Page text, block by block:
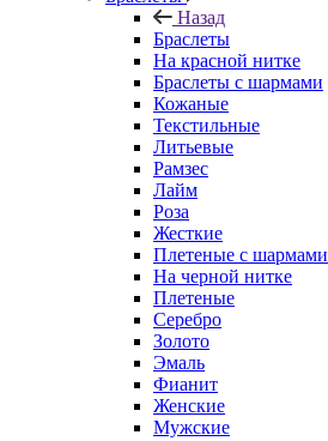
Назад
Браслеты
На красной нитке
Браслеты с шармами
Кожаные
Текстильные
Литьевые
Рамзес
Лайм
Роза
Жесткие
Плетеные с шармами
На черной нитке
Плетеные
Серебро
Золото
Эмаль
Фианит
Женские
Мужские